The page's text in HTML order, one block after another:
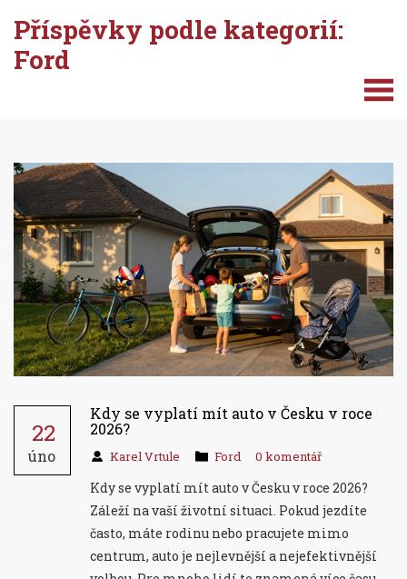
Příspěvky podle kategorií:
Ford
22
úno
Kdy se vyplatí mít auto v Česku v roce
2026?
Karel Vrtule Ford 0 komentář
Kdy se vyplatí mít auto v Česku v roce 2026?
Záleží na vaší životní situaci. Pokud jezdíte
často, máte rodinu nebo pracujete mimo
centrum, auto je nejlevnější a nejefektivnější